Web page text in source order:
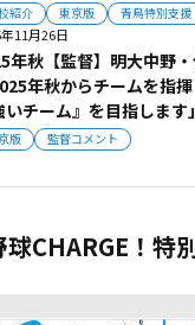
紹介 東京版 青鳥特別支援
11月26日
年秋【監督】明大中野
年秋からチームを指
いチーム』を目指しま
版 監督コメント
CHARGE！特